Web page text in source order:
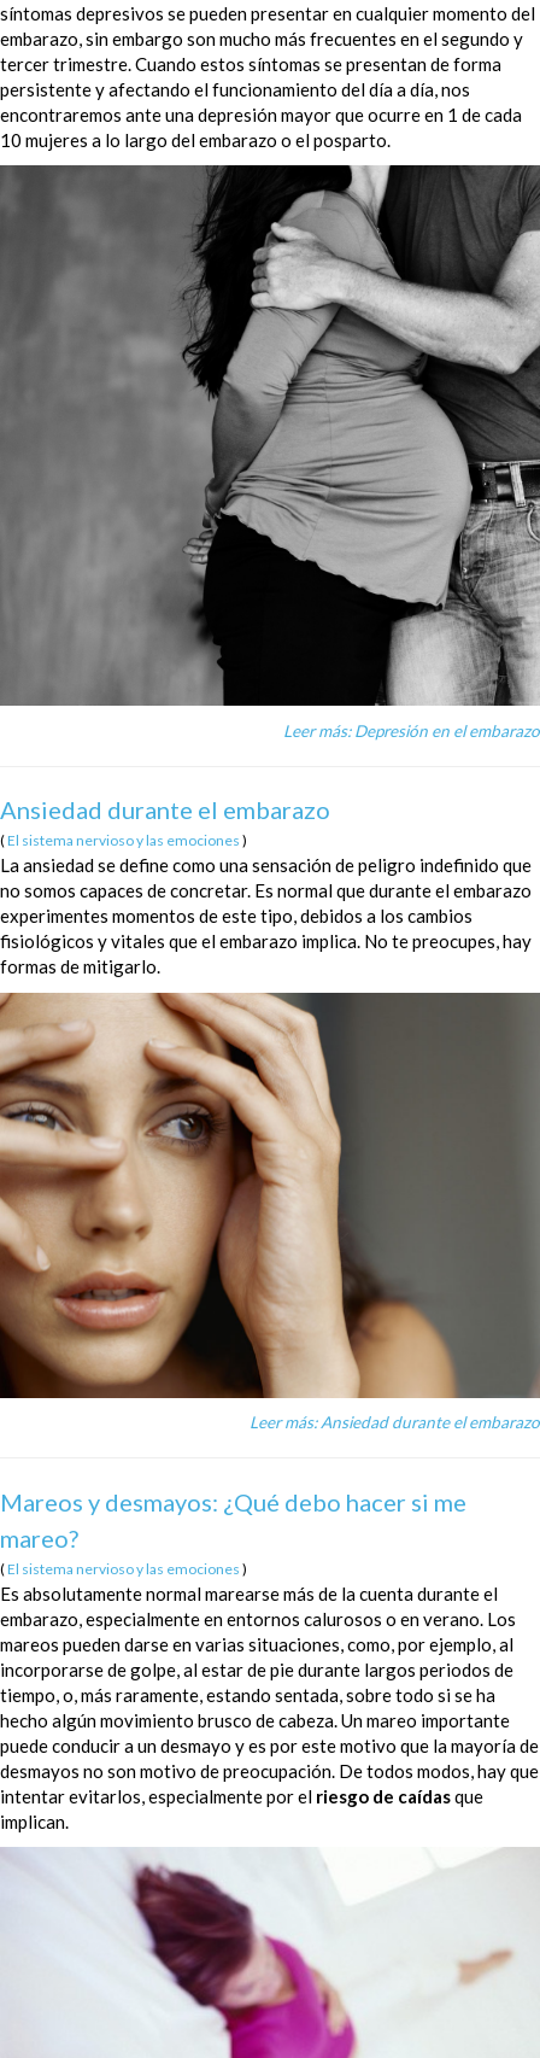
síntomas depresivos se pueden presentar en cualquier momento del
embarazo, sin embargo son mucho más frecuentes en el segundo y
tercer trimestre. Cuando estos síntomas se presentan de forma
persistente y afectando el funcionamiento del día a día, nos
encontraremos ante una depresión mayor que ocurre en 1 de cada
10 mujeres a lo largo del embarazo o el posparto.
Leer más: Depresión en el embarazo
Ansiedad durante el embarazo
(El sistema nervioso y las emociones )
La ansiedad se define como una sensación de peligro indefinido que
no somos capaces de concretar. Es normal que durante el embarazo
experimentes momentos de este tipo, debidos a los cambios
fisiológicos y vitales que el embarazo implica. No te preocupes, hay
formas de mitigarlo.
Leer más: Ansiedad durante el embarazo
Mareos y desmayos: ¿Qué debo hacer si me
mareo?
(El sistema nervioso y las emociones )
Es absolutamente normal marearse más de la cuenta durante el
embarazo, especialmente en entornos calurosos o en verano. Los
mareos pueden darse en varias situaciones, como, por ejemplo, al
incorporarse de golpe, al estar de pie durante largos periodos de
tiempo, o, más raramente, estando sentada, sobre todo si se ha
hecho algún movimiento brusco de cabeza. Un mareo importante
puede conducir a un desmayo y es por este motivo que la mayoría de
desmayos no son motivo de preocupación. De todos modos, hay que
intentar evitarlos, especialmente por el riesgo de caídasque
implican.